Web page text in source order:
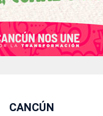
CANCÚN